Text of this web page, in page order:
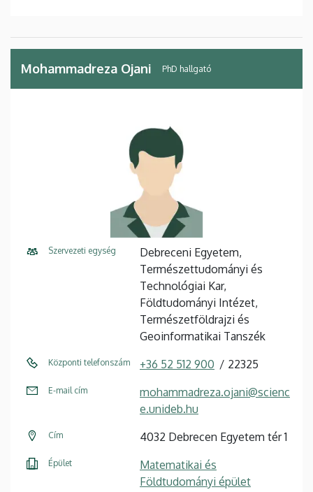
Mohammadreza Ojani PhD hallgató
Szervezeti egység
Debreceni Egyetem,
Természettudományi és
Technológiai Kar,
Földtudományi Intézet,
Természetföldrajzi és
Geoinformatikai Tanszék
Központi telefonszám +36 52 512 900 22325
E-mail cím
mohammadreza.ojani@scienc
e.unideb.hu
Cím 4032 Debrecen Egyetem tér 1
Épület
Matematikai és
Földtudományi épület